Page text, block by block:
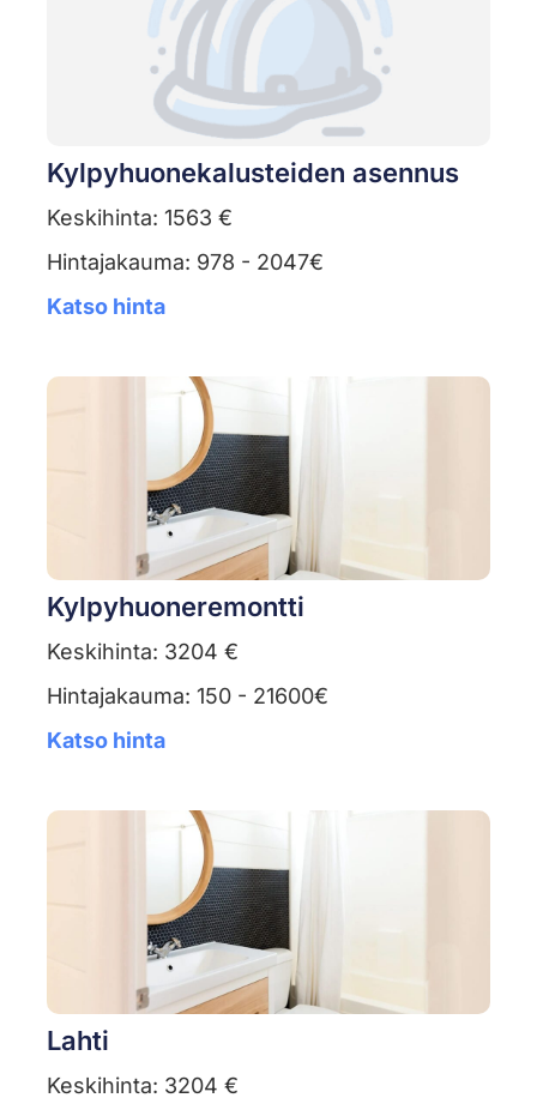
Kylpyhuonekalusteiden asennus
Keskihinta: 1563 €
Hintajakauma: 978 - 2047€
Katso hinta
Kylpyhuoneremontti
Keskihinta: 3204 €
Hintajakauma: 150 - 21600€
Katso hinta
Lahti
Keskihinta: 3204 €